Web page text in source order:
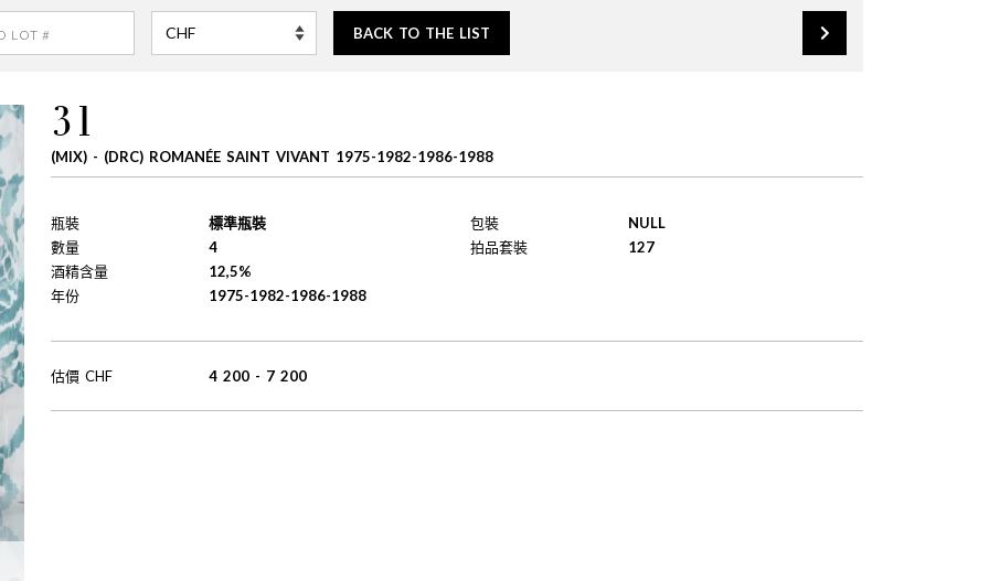
BACK TO THE LIST
31
(MIX) - (DRC) ROMANÉE SAINT VIVANT 1975-1982-1986-1988
瓶裝
標準瓶裝
數量
4
酒精含量
12,5%
年份
1975-1982-1986-1988
包裝
NULL
拍品套裝
127
估價 CHF 4 200 - 7 200